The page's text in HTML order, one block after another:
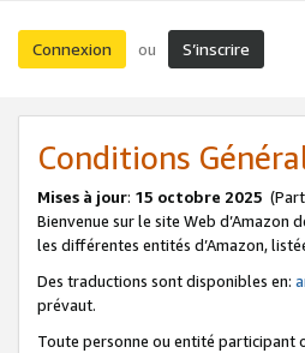
Connexion ou S’inscrire
Conditions
Mises à jour: 15 octobre 2025
Bienvenue sur le site Web d’Amazon
les différentes entités d’Amazon,
Des traductions sont disponibles en:
prévaut.
Toute personne ou entité participant